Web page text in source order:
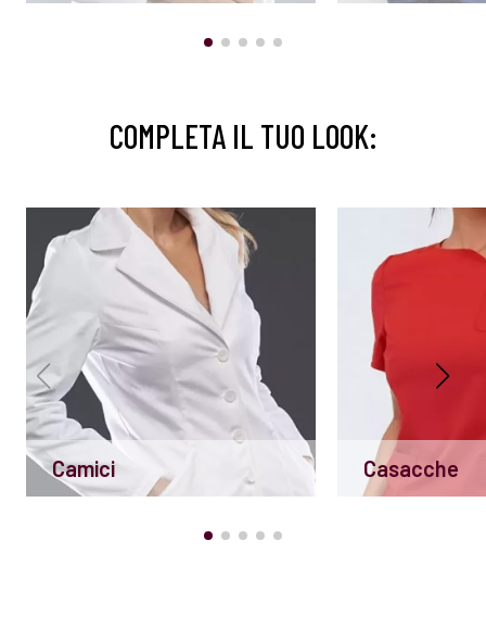
COMPLETA IL TUO LOOK:
Camici Casacche